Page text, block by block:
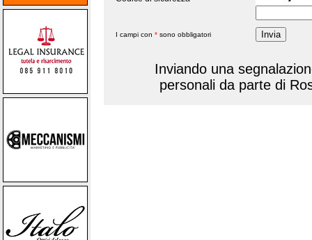
I campi con *sono obbligatori
Inviando una
personali da parte di